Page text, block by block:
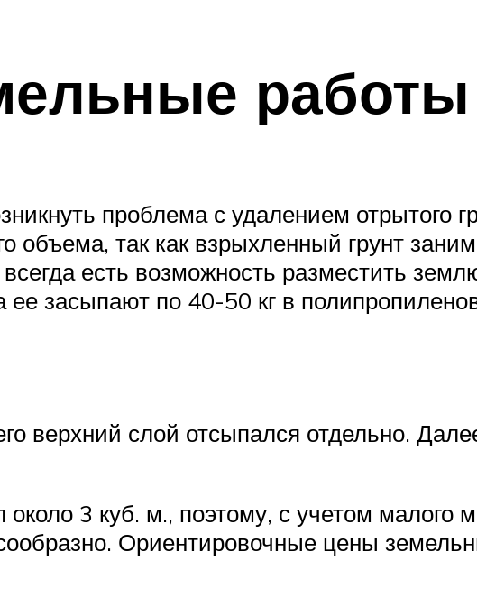
работы
проблема с удалением отрытого
объема, так как взрыхленный грунт
есть возможность разместить
засыпают по 40-50 кг в
верхний слой отсыпался отдельно.
3 куб. м., поэтому, с учетом малого
Ориентировочные цены